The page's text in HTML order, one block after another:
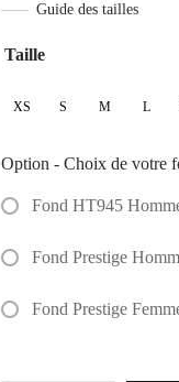
Guide des tailles
Taille
XS S M L
Option - Choix de votre
Fond HT945
Fond Prestige
Fond Prestige